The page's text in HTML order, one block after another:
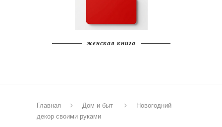
женская книга
Главная Дом и быт
Новогодний
декор своими руками